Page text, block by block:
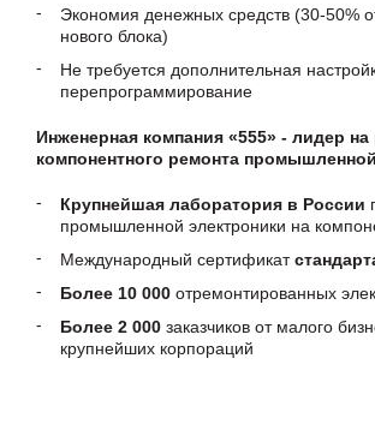
Экономия денежных средств (30-50%
нового блока)
Не требуется дополнительная
перепрограммирование
Инженерная компания «555» - лидер
компонентного ремонта
Крупнейшая лаборатория в России
промышленной электроники на
Международный сертификат
Более 10 000 отремонтированных
Более 2 000 заказчиков от малого
крупнейших корпораций